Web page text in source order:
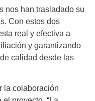
nos han trasladado su
Con estos dos
real y efectiva a
y garantizando
calidad desde las
la colaboración